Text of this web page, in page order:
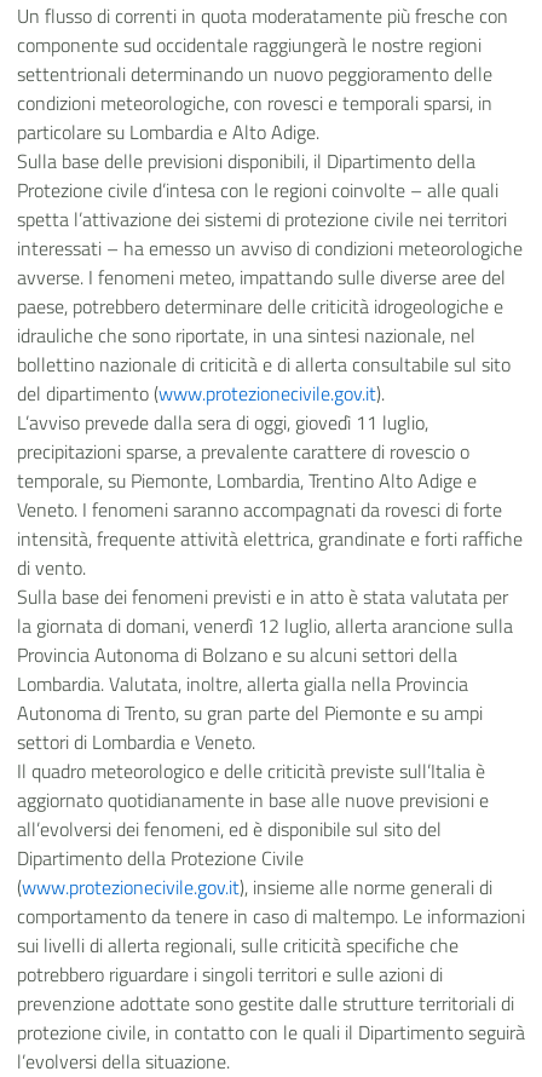
Un flusso di correnti in quota moderatamente più fresche con
componente sud occidentale raggiungerà le nostre regioni
settentrionali determinando un nuovo peggioramento delle
condizioni meteorologiche, con rovesci e temporali sparsi, in
particolare su Lombardia e Alto Adige.
Sulla base delle previsioni disponibili, il Dipartimento della
Protezione civile d’intesa con le regioni coinvolte – alle quali
spetta l’attivazione dei sistemi di protezione civile nei territori
interessati – ha emesso un avviso di condizioni meteorologiche
avverse. I fenomeni meteo, impattando sulle diverse aree del
paese, potrebbero determinare delle criticità idrogeologiche e
idrauliche che sono riportate, in una sintesi nazionale, nel
bollettino nazionale di criticità e di allerta consultabile sul sito
del dipartimento (www.protezionecivile.gov.it).
L’avviso prevede dalla sera di oggi, giovedì 11 luglio,
precipitazioni sparse, a prevalente carattere di rovescio o
temporale, su Piemonte, Lombardia, Trentino Alto Adige e
Veneto. I fenomeni saranno accompagnati da rovesci di forte
intensità, frequente attività elettrica, grandinate e forti raffiche
di vento.
Sulla base dei fenomeni previsti e in atto è stata valutata per
la giornata di domani, venerdì 12 luglio, allerta arancione sulla
Provincia Autonoma di Bolzano e su alcuni settori della
Lombardia. Valutata, inoltre, allerta gialla nella Provincia
Autonoma di Trento, su gran parte del Piemonte e su ampi
settori di Lombardia e Veneto.
Il quadro meteorologico e delle criticità previste sull’Italia è
aggiornato quotidianamente in base alle nuove previsioni e
all’evolversi dei fenomeni, ed è disponibile sul sito del
Dipartimento della Protezione Civile
(www.protezionecivile.gov.it), insieme alle norme generali di
comportamento da tenere in caso di maltempo. Le informazioni
sui livelli di allerta regionali, sulle criticità specifiche che
potrebbero riguardare i singoli territori e sulle azioni di
prevenzione adottate sono gestite dalle strutture territoriali di
protezione civile, in contatto con le quali il Dipartimento seguirà
l’evolversi della situazione.